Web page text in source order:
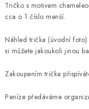
Obchodní podmínky
Tričko s motivem
cca o 1 číslo menší.
Náhled trička (úvodní
si můžete jakoukoli jinou
Zakoupením trička
Peníze předáváme